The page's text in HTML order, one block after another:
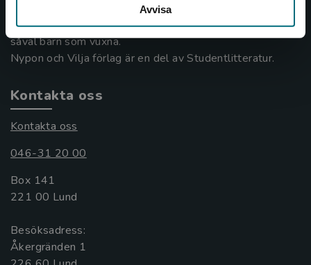
Avvisa
Nypon och Vilja förlag ger ut böcker som väcker läslust
och öppnar dörren till nya världar och möjligheter för
såväl barn som vuxna.
Nypon och Vilja förlag är en del av Studentlitteratur.
Kontakta oss
Kontakta oss
046-31 20 00
Box 141
221 00 Lund
Besöksadress:
Åkergränden 1